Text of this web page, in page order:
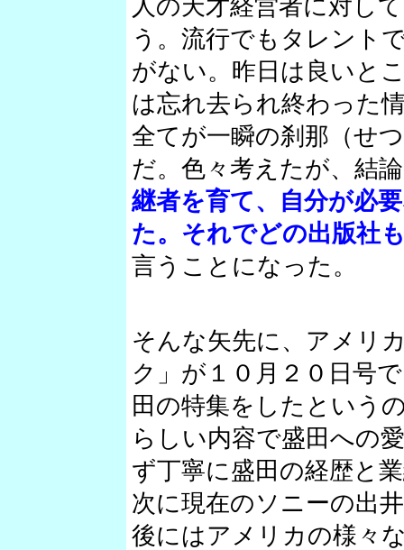
人の天才経営者に対し
う。流行でもタレント
がない。昨日は良いと
は忘れ去られ終わった
全てが一瞬の刹那（せ
だ。色々考えたが、結
継者を育て、自分が必
た。それでどの出版社
言うことになった。
そんな矢先に、アメリ
ク」が１０月２０日号
田の特集をしたという
らしい内容で盛田への
ず丁寧に盛田の経歴と
次に現在のソニーの出
後にはアメリカの様々